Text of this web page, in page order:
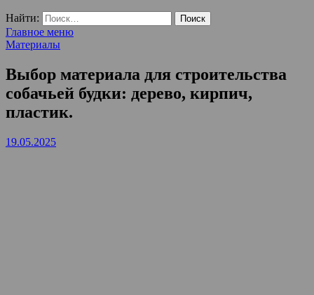
Найти:
Главное меню
Материалы
Выбор материала для строительства
собачьей будки: дерево, кирпич,
пластик.
19.05.2025